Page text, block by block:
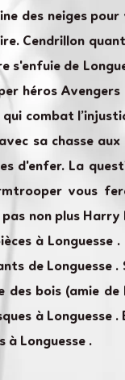
des neiges
Cendrillon
s'enfuie de
héros
combat
sa chasse
d'enfer. La
vous
non plus
à
de Longuesse .
bois (amie
à
à Longuesse .